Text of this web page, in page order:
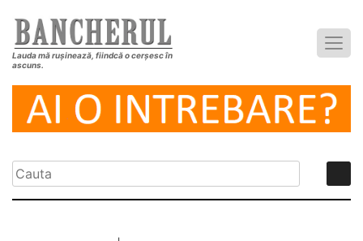
Lauda mă rușinează, fiindcă o cerșesc în
ascuns.